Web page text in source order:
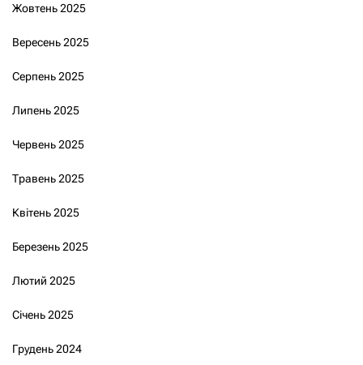
Жовтень 2025
Вересень 2025
Серпень 2025
Липень 2025
Червень 2025
Травень 2025
Квітень 2025
Березень 2025
Лютий 2025
Січень 2025
Грудень 2024